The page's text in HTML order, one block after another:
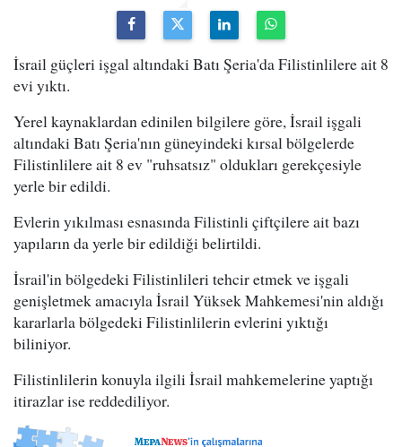
İsrail güçleri işgal altındaki Batı Şeria'da Filistinlilere ait 8
evi yıktı.
Yerel kaynaklardan edinilen bilgilere göre, İsrail işgali
altındaki Batı Şeria'nın güneyindeki kırsal bölgelerde
Filistinlilere ait 8 ev "ruhsatsız" oldukları gerekçesiyle
yerle bir edildi.
Evlerin yıkılması esnasında Filistinli çiftçilere ait bazı
yapıların da yerle bir edildiği belirtildi.
İsrail'in bölgedeki Filistinlileri tehcir etmek ve işgali
genişletmek amacıyla İsrail Yüksek Mahkemesi'nin aldığı
kararlarla bölgedeki Filistinlilerin evlerini yıktığı
biliniyor.
Filistinlilerin konuyla ilgili İsrail mahkemelerine yaptığı
itirazlar ise reddediliyor.